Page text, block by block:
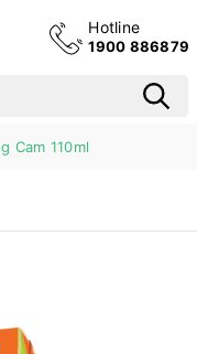
Hotline
1900 886879
Cam 110ml